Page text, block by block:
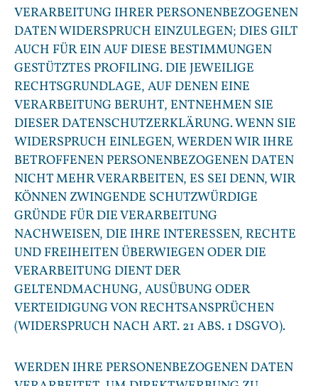
VERARBEITUNG IHRER PERSONENBEZOGENEN
DATEN WIDERSPRUCH EINZULEGEN; DIES GILT
AUCH FÜR EIN AUF DIESE BESTIMMUNGEN
GESTÜTZTES PROFILING. DIE JEWEILIGE
RECHTSGRUNDLAGE, AUF DENEN EINE
VERARBEITUNG BERUHT, ENTNEHMEN SIE
DIESER DATENSCHUTZERKLÄRUNG. WENN SIE
WIDERSPRUCH EINLEGEN, WERDEN WIR IHRE
BETROFFENEN PERSONENBEZOGENEN DATEN
NICHT MEHR VERARBEITEN, ES SEI DENN, WIR
KÖNNEN ZWINGENDE SCHUTZWÜRDIGE
GRÜNDE FÜR DIE VERARBEITUNG
NACHWEISEN, DIE IHRE INTERESSEN, RECHTE
UND FREIHEITEN ÜBERWIEGEN ODER DIE
VERARBEITUNG DIENT DER
GELTENDMACHUNG, AUSÜBUNG ODER
VERTEIDIGUNG VON RECHTSANSPRÜCHEN
(WIDERSPRUCH NACH ART. 21 ABS. 1 DSGVO).
WERDEN IHRE PERSONENBEZOGENEN DATEN